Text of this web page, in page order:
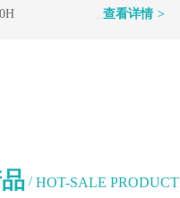
查看详情 >
/ HOT-SALE PRODUCT